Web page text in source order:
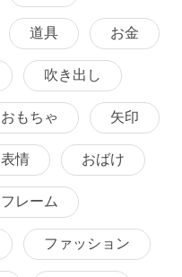
道具 お金
吹き出し
おもちゃ 矢印
表情 おばけ
フレーム
ファッション